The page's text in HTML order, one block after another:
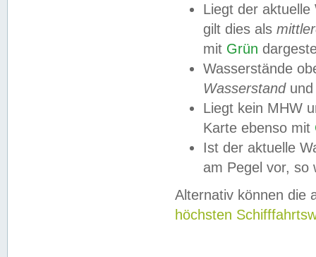
Liegt der
gilt dies als
mit Grün
Wasserstände
Wasserstandund
Liegt kein MHW
Karte ebenso mit
Ist der aktuelle
am Pegel vor,
Alternativ können die
höchsten